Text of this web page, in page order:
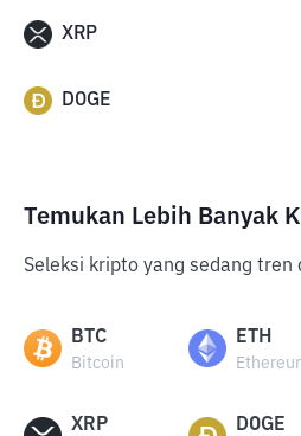
XRP
DOGE
Temukan Lebih Banyak
Seleksi kripto yang sedang
BTC
Bitcoin
ETH
XRP DOGE